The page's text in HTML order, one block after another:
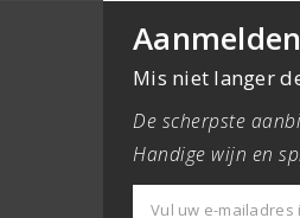
Mis niet langer
De scherpste
Handige wijn en